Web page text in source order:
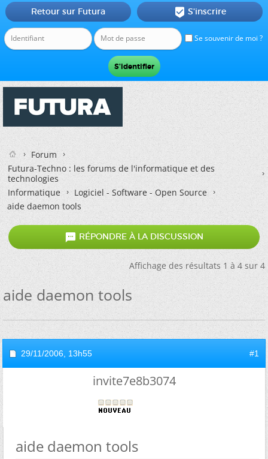
Se souvenir de moi ?
Retour sur Futura  S'inscrire
Forum
Futura-Techno : les forums de l'informatique et des
technologies
Informatique
Logiciel - Software - Open Source
aide daemon tools
 RÉPONDRE À LA DISCUSSION
Affichage des résultats 1 à 4 sur 4
aide daemon tools
29/11/2006, 13h55 #1
invite7e8b3074
aide daemon tools